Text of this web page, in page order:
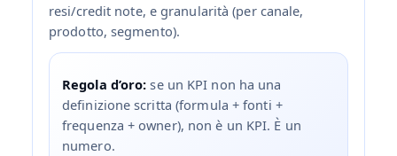
resi/credit note, e granularità (per canale,
prodotto, segmento).
Regola d’oro: se un KPI non ha una
definizione scritta (formula + fonti +
frequenza + owner), non è un KPI. È un
numero.